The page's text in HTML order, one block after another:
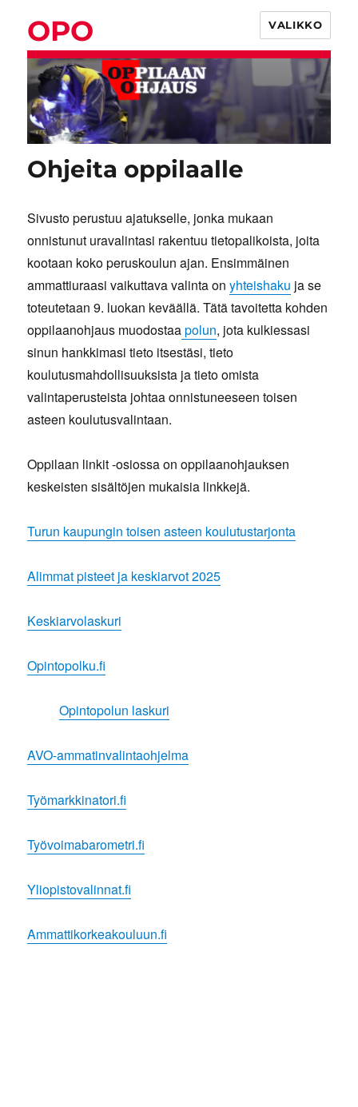
OPO VALIKKO
Ohjeita oppilaalle
Sivusto perustuu ajatukselle, jonka mukaan
onnistunut uravalintasi rakentuu tietopalikoista, joita
kootaan koko peruskoulun ajan. Ensimmäinen
ammattiuraasi vaikuttava valinta onyhteishaku ja se
toteutetaan 9. luokan keväällä. Tätä tavoitetta kohden
oppilaanohjaus muodostaapolun, jota kulkiessasi
sinun hankkimasi tieto itsestäsi, tieto
koulutusmahdollisuuksista ja tieto omista
valintaperusteista johtaa onnistuneeseen toisen
asteen koulutusvalintaan.
Oppilaan linkit -osiossa on oppilaanohjauksen
keskeisten sisältöjen mukaisia linkkejä.
Turun kaupungin toisen asteen koulutustarjonta
Alimmat pisteet ja keskiarvot 2025
Keskiarvolaskuri
Opintopolku.fi
Opintopolun laskuri
AVO-ammatinvalintaohjelma
Työmarkkinatori.fi
Työvoimabarometri.fi
Yliopistovalinnat.fi
Ammattikorkeakouluun.fi